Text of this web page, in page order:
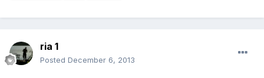
ria 1
Posted December 6, 2013